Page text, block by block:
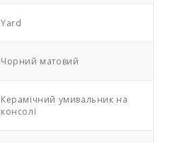
Yard
Чорний матовий
Керамічний умивальник на
консолі